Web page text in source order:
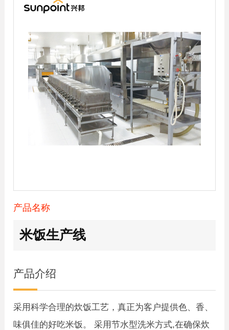
产品名称
米饭生产线
产品介绍
采用科学合理的炊饭工艺，真正为客户提供色、香、
味俱佳的好吃米饭。 采用节水型洗米方式,在确保炊